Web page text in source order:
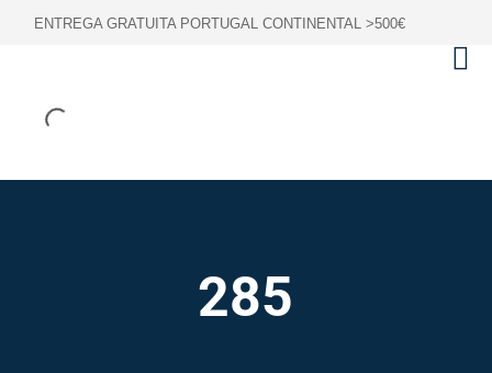
ENTREGA GRATUITA PORTUGAL CONTINENTAL >500€
285